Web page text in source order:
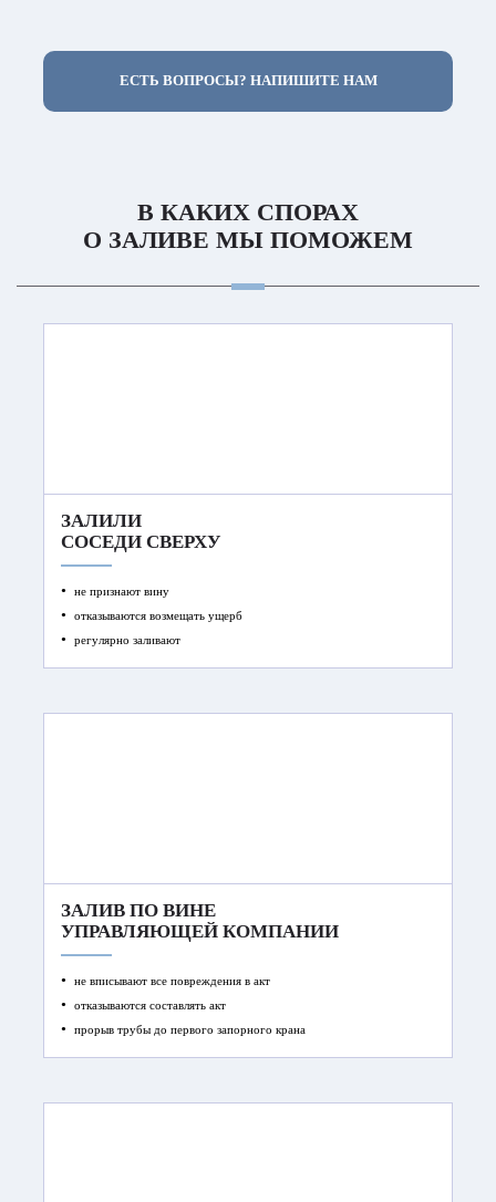
ЕСТЬ ВОПРОСЫ? НАПИШИТЕ НАМ
В КАКИХ СПОРАХ
О ЗАЛИВЕ МЫ ПОМОЖЕМ
ЗАЛИЛИ
СОСЕДИ СВЕРХУ
не признают вину
отказываются возмещать ущерб
регулярно заливают
ЗАЛИВ ПО ВИНЕ
УПРАВЛЯЮЩЕЙ КОМПАНИИ
не вписывают все повреждения в акт
отказываются составлять акт
прорыв трубы до первого запорного крана